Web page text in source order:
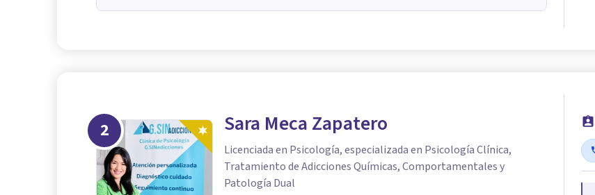
2 Sara Meca Zapatero
Licenciada en Psicología, especializada en Psicología Clínica,
Tratamiento de Adicciones Químicas, Comportamentales y
Patología Dual